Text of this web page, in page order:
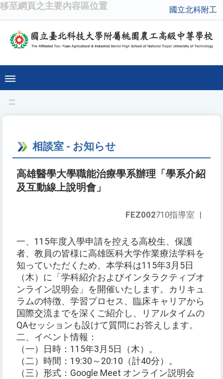
移至網頁之主要內容區位置 國立北科附工
:::
相談室 - お知らせ
高雄醫學大學職能治療學系辦理「學系介紹
及互動線上說明會」
FEZ002710指導室 |
一、115年度入學申請を控える高校生、保護
者、教員の皆様に高雄医科大学作業療法学科を
知っていただくため、本学科は115年3月5日
（木）に「学科紹介およびインタラクティブオ
ンライン説明会」を開催いたします。カリキュ
ラムの特徴、学習プロセス、臨床キャリアから
国際交流までを深くご紹介し、リアルタイムの
QAセッションも設けて質問にお答えします。
二、イベント情報：
（一）日時：115年3月5日（木）。
（二）時間：19:30～20:10（計40分）。
（三）形式：Google Meet オンライン説明会